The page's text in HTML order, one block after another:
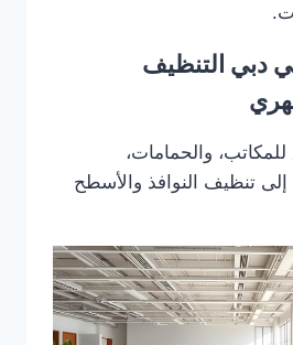
دبي التنظيف
والحمامات،
إلى تنظيف النوافذ والأسطح